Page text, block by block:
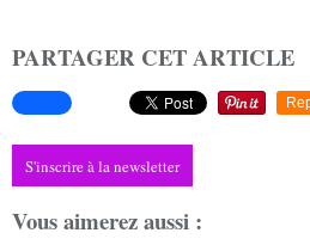
PARTAGER CET ARTICLE
S'inscrire à la newsletter
Vous aimerez aussi :